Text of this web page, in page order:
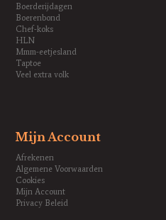
Boerderijdagen
Boerenbond
Chef-koks
HLN
Mmm-eetjesland
Taptoe
Veel extra volk
Mijn Account
Afrekenen
Algemene Voorwaarden
Cookies
Mijn Account
Privacy Beleid